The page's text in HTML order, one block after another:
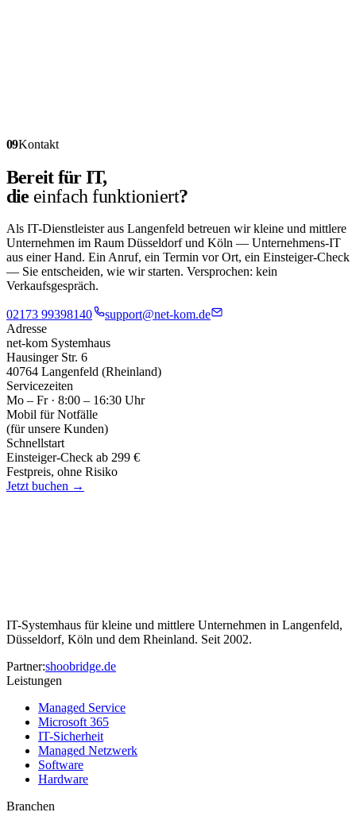
09Kontakt
Bereit für IT,
die einfach funktioniert?
Als IT-Dienstleister aus Langenfeld betreuen wir kleine und mittlere
Unternehmen im Raum Düsseldorf und Köln — Unternehmens-IT
aus einer Hand. Ein Anruf, ein Termin vor Ort, ein Einsteiger-Check
— Sie entscheiden, wie wir starten. Versprochen: kein
Verkaufsgespräch.
02173 99398140
support@net-kom.de
Adresse
net-kom Systemhaus
Hausinger Str. 6
40764 Langenfeld (Rheinland)
Servicezeiten
Mo – Fr · 8:00 – 16:30 Uhr
Mobil für Notfälle
(für unsere Kunden)
Schnellstart
Einsteiger-Check ab 299 €
Festpreis, ohne Risiko
Jetzt buchen →
IT-Systemhaus für kleine und mittlere Unternehmen in Langenfeld,
Düsseldorf, Köln und dem Rheinland. Seit 2002.
Partner:shoobridge.de
Leistungen
Managed Service
Microsoft 365
IT-Sicherheit
Managed Netzwerk
Software
Hardware
Branchen